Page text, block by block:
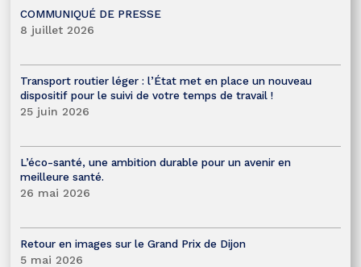
COMMUNIQUÉ DE PRESSE
8 juillet 2026
Transport routier léger : l’État met en place un nouveau
dispositif pour le suivi de votre temps de travail !
25 juin 2026
L’éco-santé, une ambition durable pour un avenir en
meilleure santé.
26 mai 2026
Retour en images sur le Grand Prix de Dijon
5 mai 2026